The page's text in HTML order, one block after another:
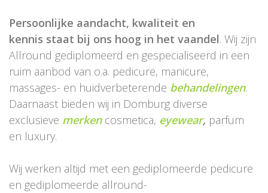
Persoonlijke aandacht, kwaliteit en
kennis staat bij ons hoog in het vaandel. Wij zijn
Allround gediplomeerd en gespecialiseerd in een
ruim aanbod van o.a. pedicure, manicure,
massages- en huidverbeterende behandelingen.
Daarnaast bieden wij in Domburg diverse
exclusieve merkencosmetica, eyewear, parfum
en luxury.
Wij werken altijd met een gediplomeerde pedicure
en gediplomeerde allround-